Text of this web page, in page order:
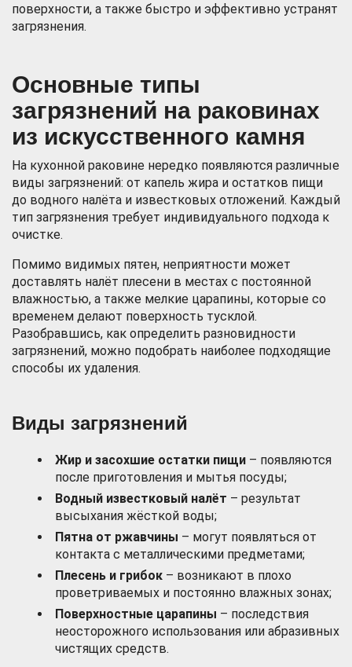
поверхности, а также быстро и эффективно устранят
загрязнения.
Основные типы
загрязнений на раковинах
из искусственного камня
На кухонной раковине нередко появляются различные
виды загрязнений: от капель жира и остатков пищи
до водного налёта и известковых отложений. Каждый
тип загрязнения требует индивидуального подхода к
очистке.
Помимо видимых пятен, неприятности может
доставлять налёт плесени в местах с постоянной
влажностью, а также мелкие царапины, которые со
временем делают поверхность тусклой.
Разобравшись, как определить разновидности
загрязнений, можно подобрать наиболее подходящие
способы их удаления.
Виды загрязнений
Жир и засохшие остатки пищи – появляются
после приготовления и мытья посуды;
Водный известковый налёт – результат
высыхания жёсткой воды;
Пятна от ржавчины – могут появляться от
контакта с металлическими предметами;
Плесень и грибок – возникают в плохо
проветриваемых и постоянно влажных зонах;
Поверхностные царапины – последствия
неосторожного использования или абразивных
чистящих средств.